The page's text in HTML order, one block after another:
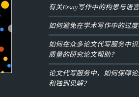
有关Essay写作中的构思与语
如何避免在学术写作中的过
如何在众多论文代写服务中
质量的研究论文帮助？
论文代写服务中，如何保障
和独到见解？